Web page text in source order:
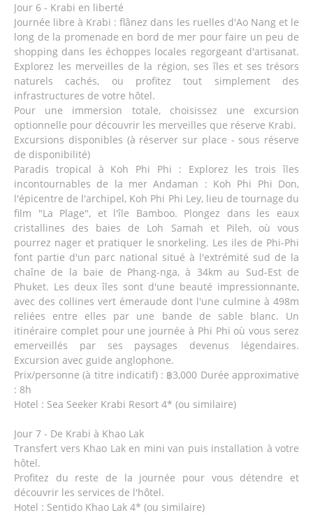
Jour 6 - Krabi en liberté
Journée libre à Krabi : flânez dans les ruelles d'Ao Nang et le
long de la promenade en bord de mer pour faire un peu de
shopping dans les échoppes locales regorgeant d'artisanat.
Explorez les merveilles de la région, ses îles et ses trésors
naturels cachés, ou profitez tout simplement des
infrastructures de votre hôtel.
Pour une immersion totale, choisissez une excursion
optionnelle pour découvrir les merveilles que réserve Krabi.
Excursions disponibles (à réserver sur place - sous réserve
de disponibilité)
Paradis tropical à Koh Phi Phi : Explorez les trois îles
incontournables de la mer Andaman : Koh Phi Phi Don,
l'épicentre de l'archipel, Koh Phi Phi Ley, lieu de tournage du
film "La Plage", et l'île Bamboo. Plongez dans les eaux
cristallines des baies de Loh Samah et Pileh, où vous
pourrez nager et pratiquer le snorkeling. Les iles de Phi-Phi
font partie d'un parc national situé à l'extrémité sud de la
chaîne de la baie de Phang-nga, à 34km au Sud-Est de
Phuket. Les deux îles sont d'une beauté impressionnante,
avec des collines vert émeraude dont l'une culmine à 498m
reliées entre elles par une bande de sable blanc. Un
itinéraire complet pour une journée à Phi Phi où vous serez
emerveillés par ses paysages devenus légendaires.
Excursion avec guide anglophone.
Prix/personne (à titre indicatif) : ฿3,000 Durée approximative
: 8h
Hotel : Sea Seeker Krabi Resort 4* (ou similaire)
Jour 7 - De Krabi à Khao Lak
Transfert vers Khao Lak en mini van puis installation à votre
hôtel.
Profitez du reste de la journée pour vous détendre et
découvrir les services de l'hôtel.
Hotel : Sentido Khao Lak 4* (ou similaire)